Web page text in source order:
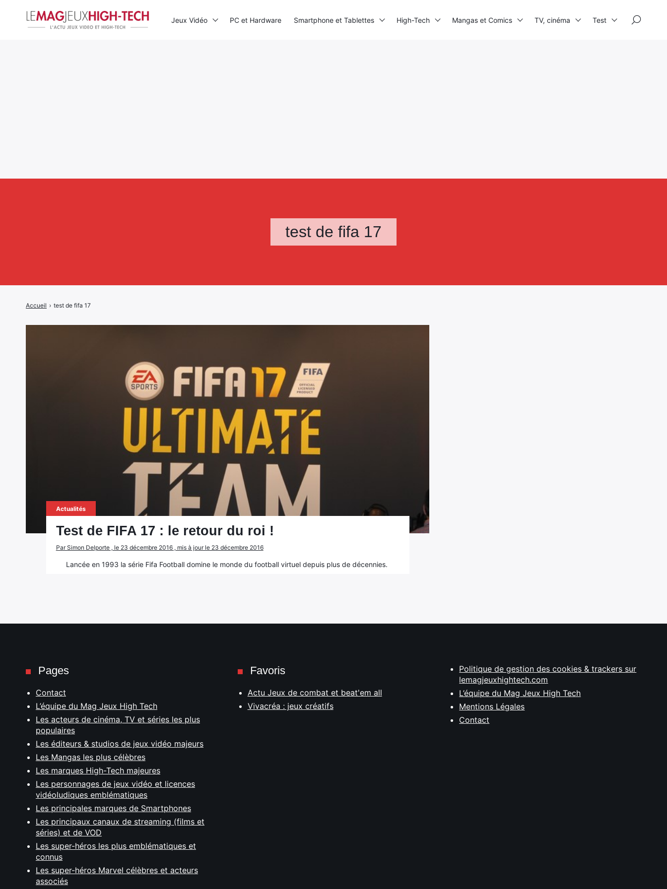
test de fifa 17
Accueil › test de fifa 17
Actualités
Test de FIFA 17 : le retour du roi !
Par Simon Delporte , le 23 décembre 2016 , mis à jour le 23 décembre 2016
Lancée en 1993 la série Fifa Football domine le monde du football virtuel depuis plus de décennies.
Jeux Vidéo PC et Hardware Smartphone et Tablettes High-Tech Mangas et Comics TV, cinéma Test
Pages
Contact
L’équipe du Mag Jeux High Tech
Les acteurs de cinéma, TV et séries les plus
populaires
Les éditeurs & studios de jeux vidéo majeurs
Les Mangas les plus célèbres
Les marques High-Tech majeures
Les personnages de jeux vidéo et licences
vidéoludiques emblématiques
Les principales marques de Smartphones
Les principaux canaux de streaming (films et
séries) et de VOD
Les super-héros les plus emblématiques et
connus
Les super-héros Marvel célèbres et acteurs
associés
Favoris
Actu Jeux de combat et beat'em all
Vivacréa : jeux créatifs
Politique de gestion des cookies & trackers sur
lemagjeuxhightech.com
L’équipe du Mag Jeux High Tech
Mentions Légales
Contact